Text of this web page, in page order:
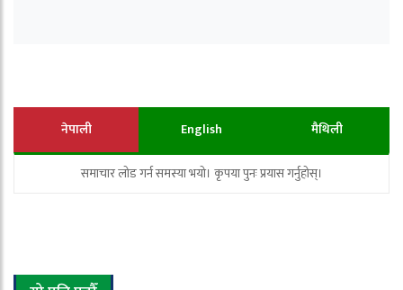
नेपाली English मैथिली
समाचार लोड गर्न समस्या भयो। कृपया पुनः प्रयास गर्नुहोस्।